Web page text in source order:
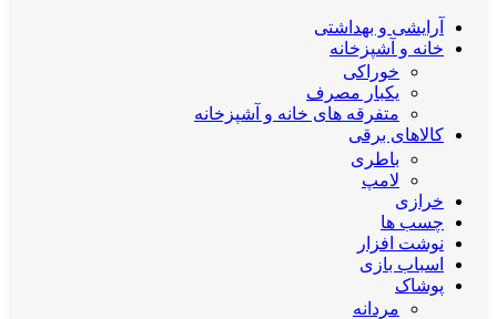
آرایشی و بهداشتی
خانه و آشپزخانه
خوراکی
یکبار مصرف
متفرقه های خانه و آشپزخانه
کالاهای برقی
باطری
لامپ
خرازی
چسب ها
نوشت افزار
اسباب بازی
پوشاک
مردانه